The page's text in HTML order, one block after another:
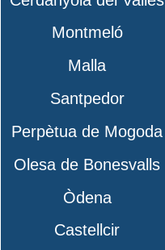
Montmeló
Malla
Santpedor
Perpètua de Mogoda
Olesa de Bonesvalls
Òdena
Castellcir